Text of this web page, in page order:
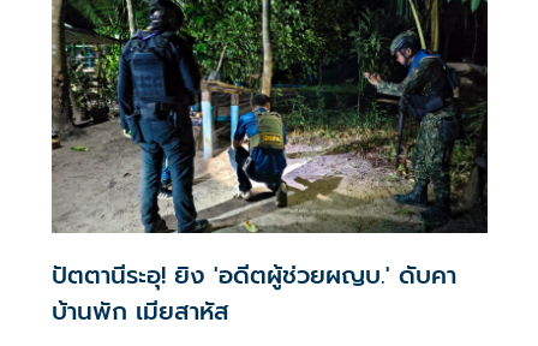
ปัตตานีระอุ! ยิง 'อดีตผู้ช่วยผญบ.' ดับคา
บ้านพัก เมียสาหัส